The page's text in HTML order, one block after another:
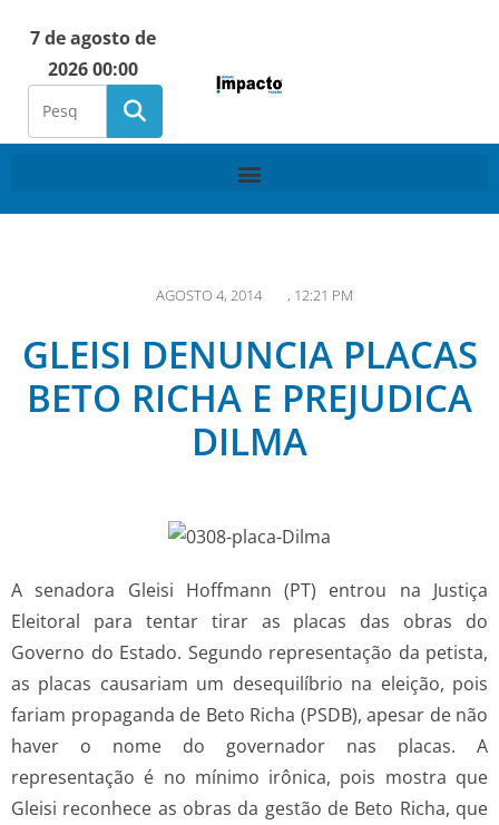
7 de agosto de
2026 00:00
AGOSTO 4, 2014 , 12:21 PM
GLEISI DENUNCIA PLACAS
BETO RICHA E PREJUDICA
DILMA
A senadora Gleisi Hoffmann (PT) entrou na Justiça
Eleitoral para tentar tirar as placas das obras do
Governo do Estado. Segundo representação da petista,
as placas causariam um desequilíbrio na eleição, pois
fariam propaganda de Beto Richa (PSDB), apesar de não
haver o nome do governador nas placas. A
representação é no mínimo irônica, pois mostra que
Gleisi reconhece as obras da gestão de Beto Richa, que